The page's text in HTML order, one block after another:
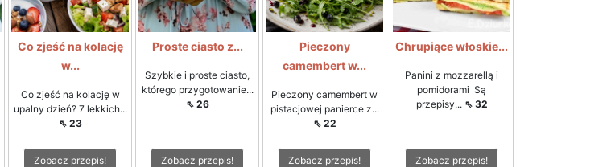
Co zjeść na kolację
w...
Co zjeść na kolację w
upalny dzień? 7 lekkich...
⇖ 23
Zobacz przepis!
Proste ciasto z...
Szybkie i proste ciasto,
którego przygotowanie...
⇖ 26
Zobacz przepis!
Pieczony
camembert w...
Pieczony camembert w
pistacjowej panierce z...
⇖ 22
Zobacz przepis!
Chrupiące włoskie...
Panini z mozzarellą i
pomidorami Są
przepisy... ⇖ 32
Zobacz przepis!